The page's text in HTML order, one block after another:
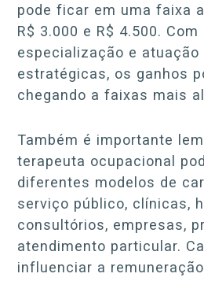
pode ficar em uma faixa
R$ 3.000 e R$ 4.500.
especialização e atuação
estratégicas, os ganhos
chegando a faixas mais
Também é importante
terapeuta ocupacional
diferentes modelos de
serviço público, clínicas,
consultórios, empresas,
atendimento particular.
influenciar a